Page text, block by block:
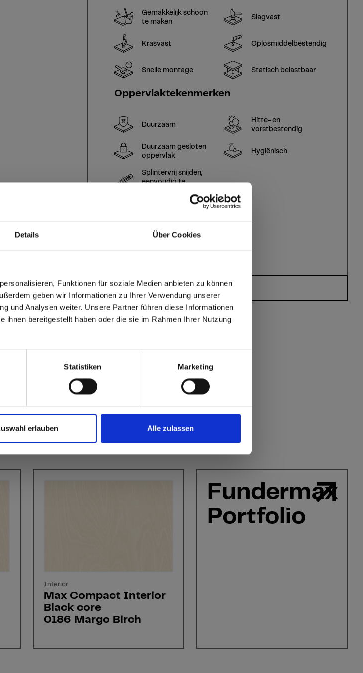
Details Über Cookies
Funktionen für soziale Medien anbieten zu können
geben wir Informationen zu Ihrer Verwendung unserer
und Analysen weiter. Unsere Partner führen diese Informationen
ihnen bereitgestellt haben oder die sie im Rahmen Ihrer Nutzung
Statistiken Marketing
erlauben Alle zulassen
Verenigde
from here or discover what Fundermax offers in Europe
Website Europe / Rest of the World
Gemakkelijk schoon
te maken
Slagvast
Krasvast Oplosmiddelbestendig
Snelle montage Statisch belastbaar
Oppervlaktekenmerken
Duurzaam
Hitte- en
vorstbestendig
Duurzaam gesloten
oppervlak
Hygiënisch
Splintervrij snijden,
eenvoudig te
Heeft u vragen?
Interior
Max Compact Interior
Black core
0186 Margo Birch
Fundermax
Portfolio